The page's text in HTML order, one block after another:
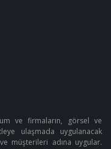
ve firmaların, görsel ve
ulaşmada uygulanacak
müşterileri adına uygular.